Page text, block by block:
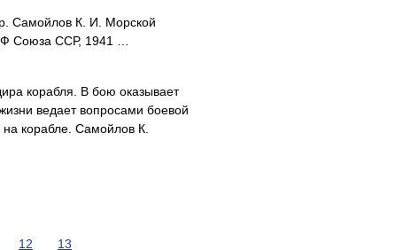
Самойлов К. И. Морской
Союза ССР, 1941 …
корабля. В бою оказывает
ведает вопросами боевой
корабле. Самойлов К.
12 13